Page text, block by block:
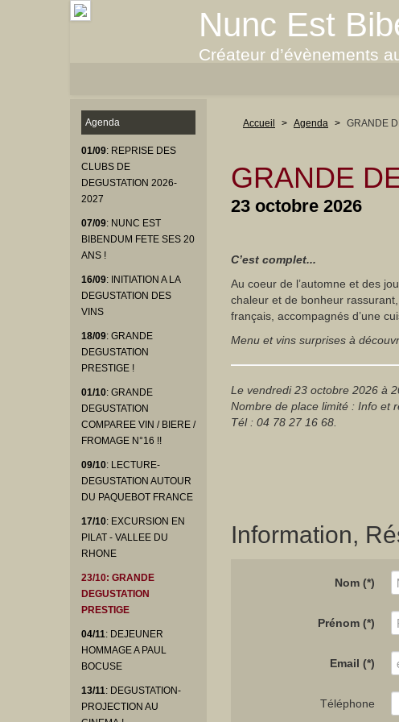
Nunc Est
Créateur d’évènements
Agenda
01/09: REPRISE DES
CLUBS DE
DEGUSTATION 2026-
2027
07/09: NUNC EST
BIBENDUM FETE SES 20
ANS !
16/09: INITIATION A LA
DEGUSTATION DES
VINS
18/09: GRANDE
DEGUSTATION
PRESTIGE !
01/10: GRANDE
DEGUSTATION
COMPAREE VIN / BIERE /
FROMAGE N°16 !!
09/10: LECTURE-
DEGUSTATION AUTOUR
DU PAQUEBOT FRANCE
17/10: EXCURSION EN
PILAT - VALLEE DU
RHONE
23/10: GRANDE
DEGUSTATION
PRESTIGE
04/11: DEJEUNER
HOMMAGE A PAUL
BOCUSE
13/11: DEGUSTATION-
PROJECTION AU
Accueil > Agenda > GRANDE
GRANDE
23 octobre 2026
C’est complet...
Au coeur de l’automne et des
chaleur et de bonheur
français, accompagnés d’une
Menu et vins surprises à
Le vendredi 23 octobre 2026 à
Nombre de place limité : Info et
Tél : 04 78 27 16 68.
Information,
Nom (*)
Prénom (*)
Email (*)
Téléphone